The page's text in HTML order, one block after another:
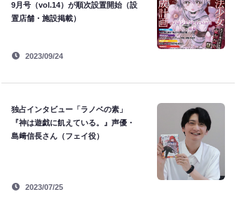
9月号（vol.14）が順次設置開始（設
置店舗・施設掲載）
2023/09/24
独占インタビュー「ラノベの素」
『神は遊戯に飢えている。』声優・
島﨑信長さん（フェイ役）
2023/07/25